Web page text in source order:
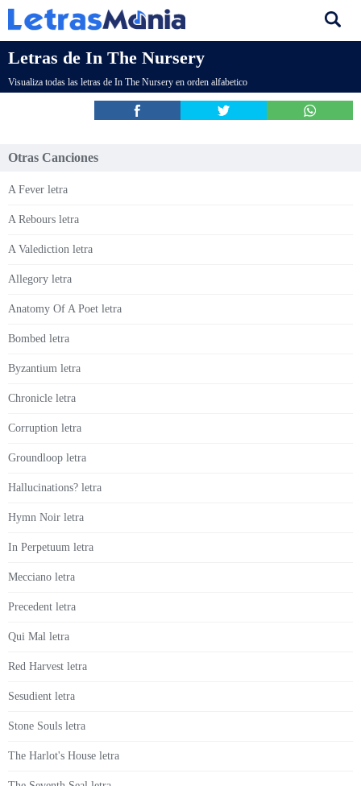
Letras de In The Nursery
Visualiza todas las letras de In The Nursery en orden alfabetico
Otras Canciones
A Fever letra
A Rebours letra
A Valediction letra
Allegory letra
Anatomy Of A Poet letra
Bombed letra
Byzantium letra
Chronicle letra
Corruption letra
Groundloop letra
Hallucinations? letra
Hymn Noir letra
In Perpetuum letra
Mecciano letra
Precedent letra
Qui Mal letra
Red Harvest letra
Sesudient letra
Stone Souls letra
The Harlot's House letra